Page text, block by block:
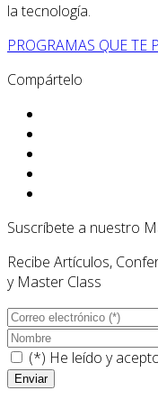
la tecnología.
PROGRAMAS QUE TE
Compártelo
Suscríbete a nuestro
Recibe Artículos,
y Master Class
(*) He leído y